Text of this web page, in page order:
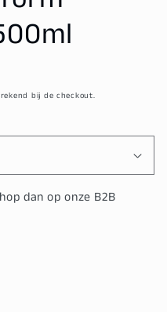
bij de checkout.
dan op onze B2B